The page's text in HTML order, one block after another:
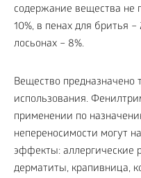
содержание вещества не
10%, в пенах для бритья
лосьонах – 8%.
Вещество предназначено
использования.
применении по
непереносимости могут
эффекты: аллергические
дерматиты, крапивница,